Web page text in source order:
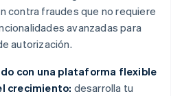
contra fraudes que no requiere
avanzadas para
autorización.
con una plataforma flexible
crecimiento: desarrolla tu